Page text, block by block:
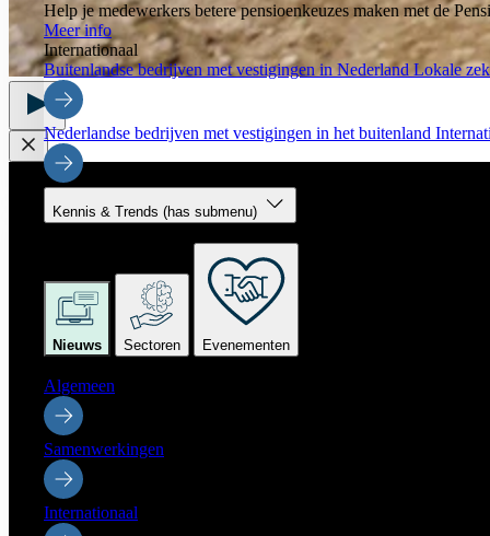
Help je medewerkers betere pensioenkeuzes maken met de
Meer info
Internationaal
Buitenlandse bedrijven met vestigingen in NederlandLokale
Nederlandse bedrijven met vestigingen in het buitenland
Kennis & Trends (has submenu)
Nieuws Sectoren Evenementen
Algemeen
Samenwerkingen
Internationaal